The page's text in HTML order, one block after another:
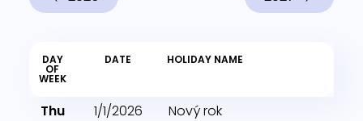
DAY
OF
WEEK
DATE HOLIDAY NAME
Thu 1/1/2026
Nový rok